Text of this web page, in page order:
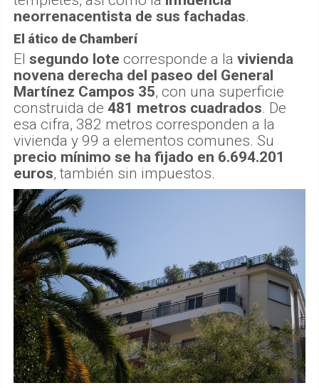
neorrenacentista de sus fachadas.
El ático de Chamberí
El segundo lote corresponde a la vivienda
novena derecha del paseo del General
Martínez Campos 35, con una superficie
construida de 481 metros cuadrados. De
esa cifra, 382 metros corresponden a la
vivienda y 99 a elementos comunes. Su
precio mínimo se ha fijado en 6.694.201
euros, también sin impuestos.